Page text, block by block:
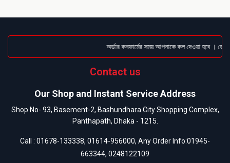
অর্ডার কনফার্মের সময় আপনাকে কল দেওয়া হবে ।
Contact us
Our Shop and Instant Service Address
Shop No- 93, Basement-2, Bashundhara City Shopping Complex,
Panthapath, Dhaka - 1215.
Call : 01678-133338, 01614-956000, Any Order Info:01945-
663344, 0248122109